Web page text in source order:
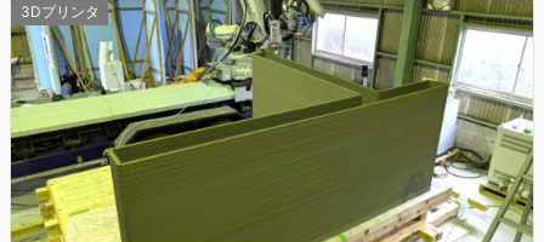
3Dプリンタ